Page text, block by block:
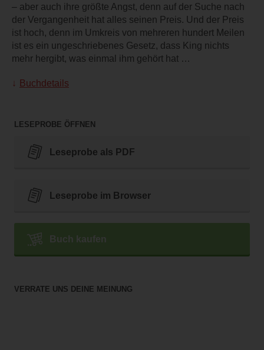
– aber auch ihre größte Angst, denn auf der Suche nach
der Vergangenheit hat alles seinen Preis. Und der Preis
ist hoch, denn im Umkreis von mehreren hundert Meilen
ist es ein ungeschriebenes Gesetz, dass King nichts
mehr hergibt, was einmal ihm gehört hat …
Buchdetails
LESEPROBE ÖFFNEN
Leseprobe als PDF
Leseprobe im Browser
Buch kaufen
VERRATE UNS DEINE MEINUNG